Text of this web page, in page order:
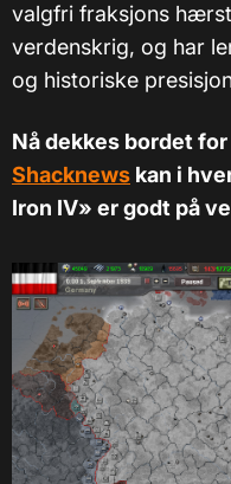
valgfri fraksjons
verdenskrig, og har
og historiske
Nå dekkes bordet
Shacknews kan i
Iron IV» er godt på